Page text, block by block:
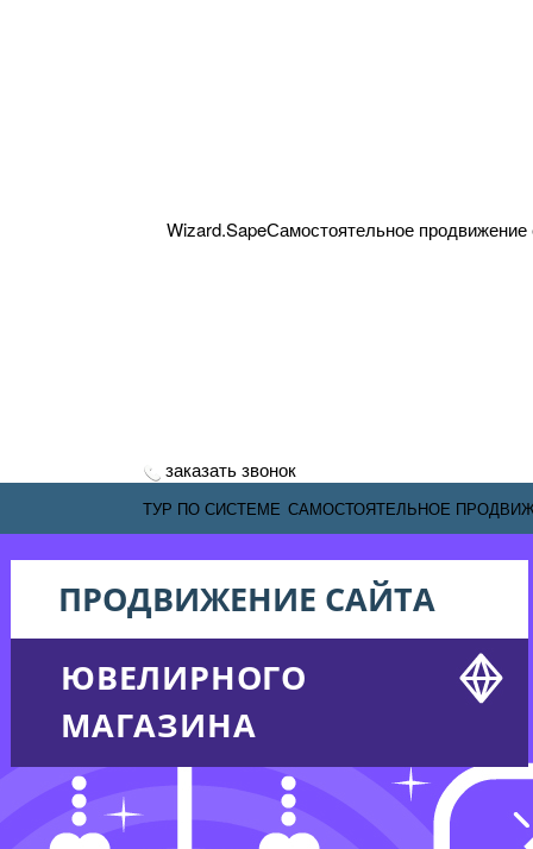
Wizard.SapeСамостоятельное продвижение
заказать звонок
ТУР ПО СИСТЕМЕ САМОСТОЯТЕЛЬНОЕ
ПРОДВИЖЕНИЕ САЙТА
ЮВЕЛИРНОГО
МАГАЗИНА